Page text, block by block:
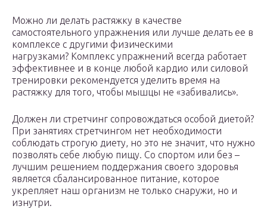
Можно ли делать растяжку в качестве
самостоятельного упражнения или лучше делать ее в
комплексе с другими физическими
нагрузками? Комплекс упражнений всегда работает
эффективнее и в конце любой кардио или силовой
тренировки рекомендуется уделить время на
растяжку для того, чтобы мышцы не «забивались».
Должен ли стретчинг сопровождаться особой диетой?
При занятиях стретчингом нет необходимости
соблюдать строгую диету, но это не значит, что нужно
позволять себе любую пищу. Со спортом или без –
лучшим решением поддержания своего здоровья
является сбалансированное питание, которое
укрепляет наш организм не только снаружи, но и
изнутри.